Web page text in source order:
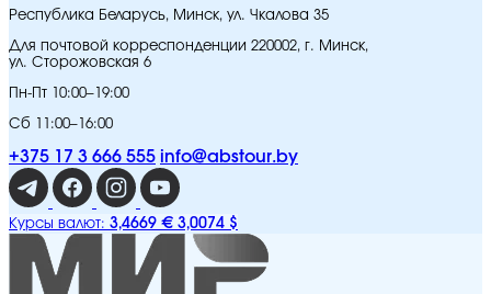
Республика Беларусь, Минск, ул. Чкалова 35
Для почтовой корреспонденции 220002, г. Минск,
ул. Сторожовская 6
Пн-Пт 10:00–19:00
Сб 11:00–16:00
+375 17 3 666 555 info@abstour.by
Курсы валют: 3,4669 € 3,0074 $